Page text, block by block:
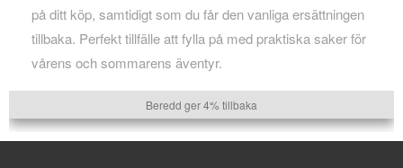
på ditt köp, samtidigt som du får den vanliga ersättningen
tillbaka. Perfekt tillfälle att fylla på med praktiska saker för
vårens och sommarens äventyr.
Beredd ger 4% tillbaka